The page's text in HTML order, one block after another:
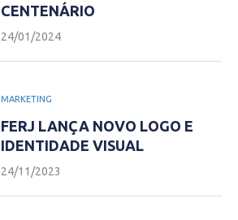
CENTENÁRIO
24/01/2024
MARKETING
FERJ LANÇA NOVO LOGO E
IDENTIDADE VISUAL
24/11/2023